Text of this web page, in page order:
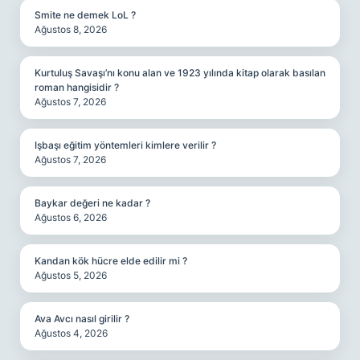
Smite ne demek LoL ?
Ağustos 8, 2026
Kurtuluş Savaşı’nı konu alan ve 1923 yılında kitap olarak basılan
roman hangisidir ?
Ağustos 7, 2026
Işbaşı eğitim yöntemleri kimlere verilir ?
Ağustos 7, 2026
Baykar değeri ne kadar ?
Ağustos 6, 2026
Kandan kök hücre elde edilir mi ?
Ağustos 5, 2026
Ava Avcı nasıl girilir ?
Ağustos 4, 2026